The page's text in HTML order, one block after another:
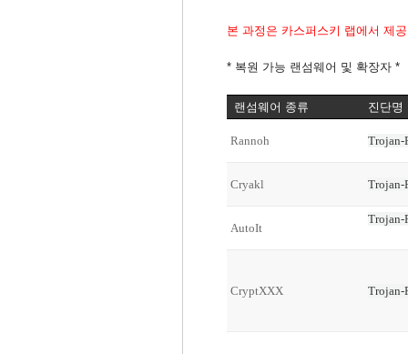
본 과정은 카스퍼스키 랩에서 제
* 복원 가능 랜섬웨어 및 확장자 *
랜섬웨어 종류 진단명
Rannoh Trojan-
Cryakl Trojan-
AutoIt
Trojan-
CryptXXX Trojan-